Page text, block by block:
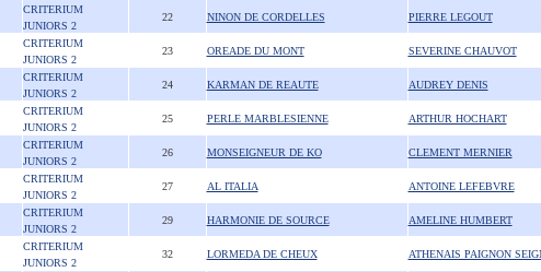
CRITERIUM
JUNIORS 2
22 NINON DE CORDELLES PIERRE LEGOUT
CRITERIUM
JUNIORS 2
23 OREADE DU MONT SEVERINE CHAUVOT
CRITERIUM
JUNIORS 2
24 KARMAN DE REAUTE AUDREY DENIS
CRITERIUM
JUNIORS 2
25 PERLE MARBLESIENNE ARTHUR HOCHART
CRITERIUM
JUNIORS 2
26 MONSEIGNEUR DE KO CLEMENT MERNIER
CRITERIUM
JUNIORS 2
27 AL ITALIA ANTOINE LEFEBVRE
CRITERIUM
JUNIORS 2
29 HARMONIE DE SOURCE AMELINE HUMBERT
CRITERIUM
JUNIORS 2
32 LORMEDA DE CHEUX ATHENAIS PAIGNON